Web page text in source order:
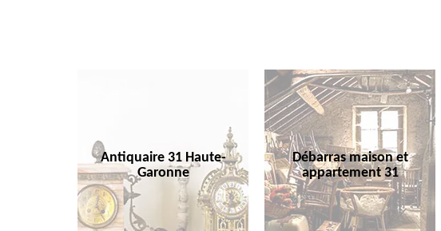
Antiquaire 31 Haute-
Garonne
Débarras maison et
appartement 31